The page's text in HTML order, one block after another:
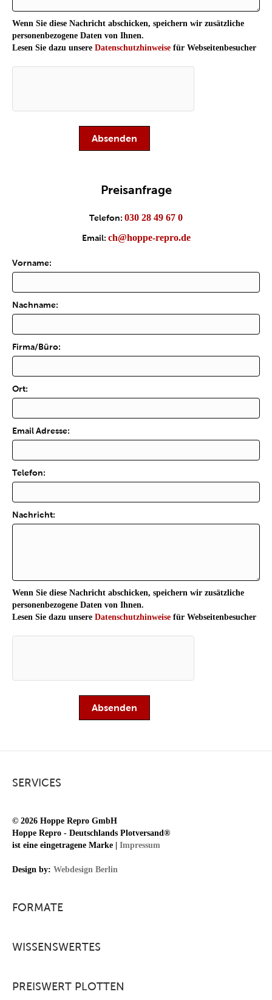
Wenn Sie diese Nachricht abschicken, speichern wir zusätzliche
personenbezogene Daten von Ihnen.
Lesen Sie dazu unsere Datenschutzhinweise für Webseitenbesucher
Preisanfrage
Telefon: 030 28 49 67 0
Email: ch@hoppe-repro.de
Vorname:
Nachname:
Firma/Büro:
Ort:
Email Adresse:
Telefon:
Nachricht:
Wenn Sie diese Nachricht abschicken, speichern wir zusätzliche
personenbezogene Daten von Ihnen.
Lesen Sie dazu unsere Datenschutzhinweise für Webseitenbesucher
SERVICES
© 2026 Hoppe Repro GmbH
Hoppe Repro - Deutschlands Plotversand®
ist eine eingetragene Marke | Impressum
Design by: Webdesign Berlin
FORMATE
WISSENSWERTES
PREISWERT PLOTTEN